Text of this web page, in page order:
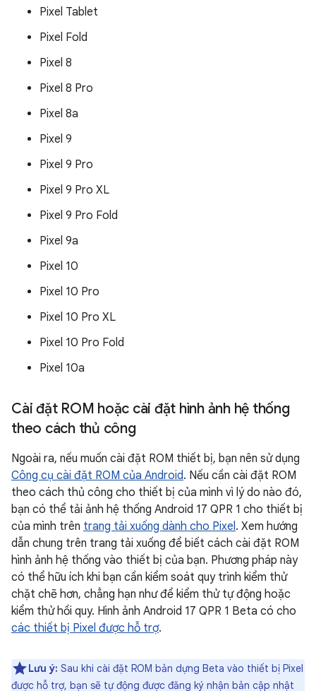
Pixel Tablet
Pixel Fold
Pixel 8
Pixel 8 Pro
Pixel 8a
Pixel 9
Pixel 9 Pro
Pixel 9 Pro XL
Pixel 9 Pro Fold
Pixel 9a
Pixel 10
Pixel 10 Pro
Pixel 10 Pro XL
Pixel 10 Pro Fold
Pixel 10a
Cài đặt ROM hoặc cài đặt hình ảnh hệ thống
theo cách thủ công
Ngoài ra, nếu muốn cài đặt ROM thiết bị, bạn nên sử dụng
Công cụ cài đặt ROM của Android. Nếu cần cài đặt ROM
theo cách thủ công cho thiết bị của mình vì lý do nào đó,
bạn có thể tải ảnh hệ thống Android 17 QPR 1 cho thiết bị
của mình trên trang tải xuống dành cho Pixel. Xem hướng
dẫn chung trên trang tải xuống để biết cách cài đặt ROM
hình ảnh hệ thống vào thiết bị của bạn. Phương pháp này
có thể hữu ích khi bạn cần kiểm soát quy trình kiểm thử
chặt chẽ hơn, chẳng hạn như để kiểm thử tự động hoặc
kiểm thử hồi quy. Hình ảnh Android 17 QPR 1 Beta có cho
các thiết bị Pixel được hỗ trợ.
Lưu ý: Sau khi cài đặt ROM bản dựng Beta vào thiết bị Pixel
được hỗ trợ, bạn sẽ tự động được đăng ký nhận bản cập nhật